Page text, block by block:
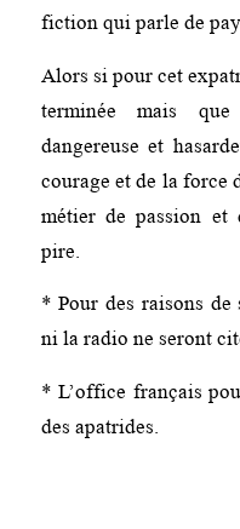
fiction qui parle de
Alors si pour cet
terminée mais
dangereuse et
courage et de la force
métier de passion et
pire.
* Pour des raisons
ni la radio ne seront
* L’office français
des apatrides.